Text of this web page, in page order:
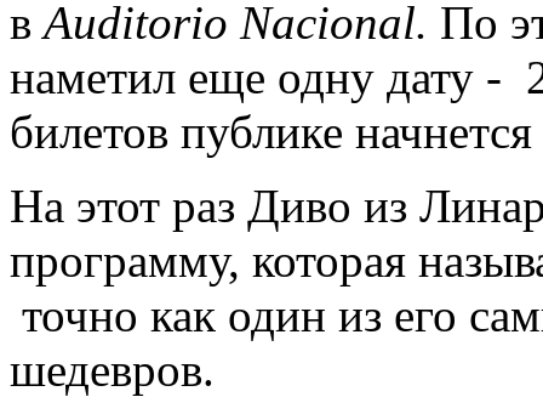
в Auditorio Nacional. По
наметил еще одну дату -
билетов публике
На этот раз Диво из
программу, которая
точно как один из его
шедевров.